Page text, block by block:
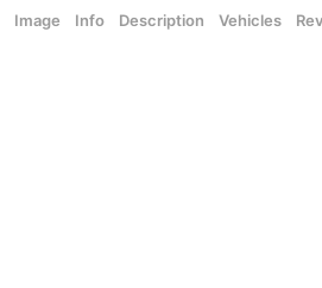
Image Info Description Vehicles